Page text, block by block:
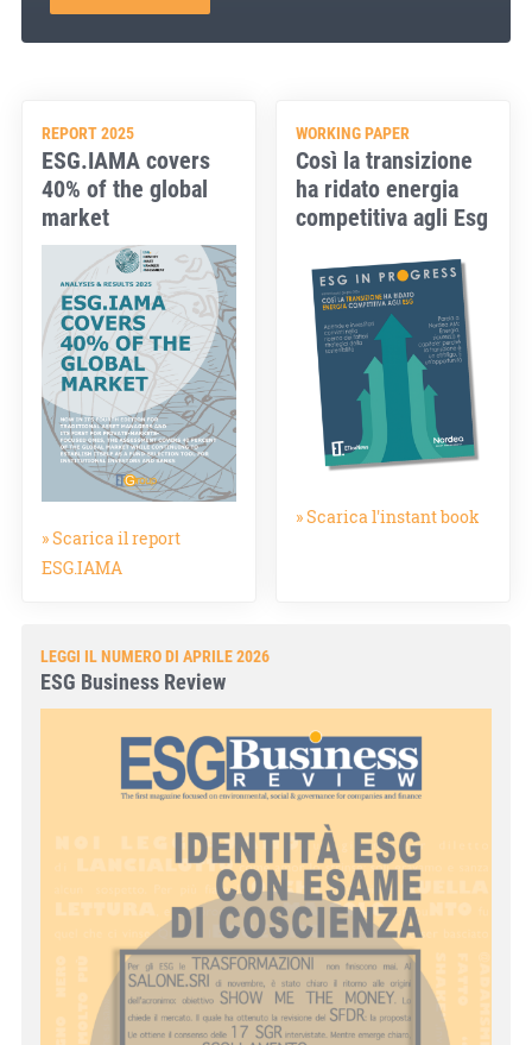
REPORT 2025
ESG.IAMA covers
40% of the global
market
» Scarica il report
ESG.IAMA
WORKING PAPER
Così la transizione
ha ridato energia
competitiva agli Esg
» Scarica l'instant book
LEGGI IL NUMERO DI APRILE 2026
ESG Business Review